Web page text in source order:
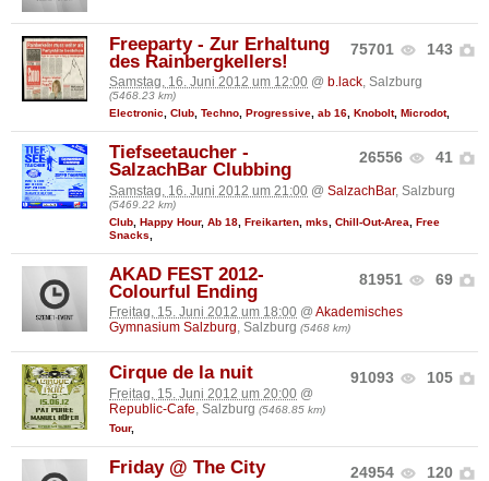
75701 143
Freeparty - Zur Erhaltung
des Rainbergkellers!
Samstag, 16. Juni 2012 um 12:00 @ b.lack, Salzburg
(5468.23 km)
Electronic, Club, Techno, Progressive, ab 16, Knobolt, Microdot,
26556 41
Tiefseetaucher -
SalzachBar Clubbing
Samstag, 16. Juni 2012 um 21:00 @ SalzachBar, Salzburg
(5469.22 km)
Club Happy Hour, Ab 18 Freikarten mks Chill-Out-Area
Free
Snacks
81951 69
AKAD FEST 2012-
Colourful Ending
Freitag, 15. Juni 2012 um 18:00 @ Akademisches
Gymnasium Salzburg, Salzburg (5468 km)
91093 105
Cirque de la nuit
Freitag, 15. Juni 2012 um 20:00 @
Republic-Cafe , Salzburg (5468.85 km)
Tour,
24954 120
Friday @ The City